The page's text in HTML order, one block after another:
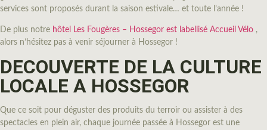
services sont proposés durant la saison estivale… et toute l’année !
De plus notre hôtel Les Fougères – Hossegor est labellisé Accueil Vélo ,
alors n’hésitez pas à venir séjourner à Hossegor !
DECOUVERTE DE LA CULTURE
LOCALE A HOSSEGOR
Que ce soit pour déguster des produits du terroir ou assister à des
spectacles en plein air, chaque journée passée à Hossegor est une